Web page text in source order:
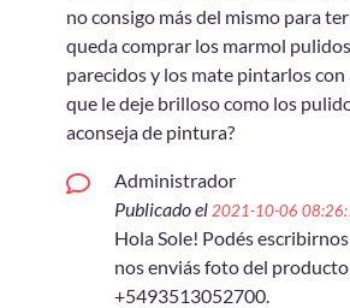
no consigo más del mismo para
queda comprar los marmol
parecidos y los mate pintarlos
que le deje brilloso como los
aconseja de pintura?
Administrador
Publicado el 2021-10-06
Hola Sole! Podés
nos enviás foto del
+5493513052700.